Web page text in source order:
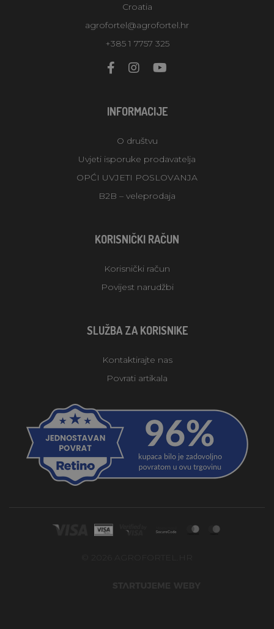
Croatia
agrofortel@agrofortel.hr
+385 1 7757 325
INFORMACIJE
O društvu
Uvjeti isporuke prodavatelja
OPĆI UVJETI POSLOVANJA
B2B – veleprodaja
KORISNIČKI RAČUN
Korisnički račun
Povijest narudžbi
SLUŽBA ZA KORISNIKE
Kontaktirajte nas
Povrati artikala